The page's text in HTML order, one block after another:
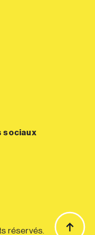
sociaux
réservés.